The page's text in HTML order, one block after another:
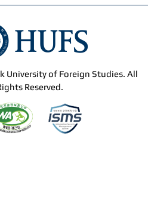
University of Foreign Studies. All
Reserved.